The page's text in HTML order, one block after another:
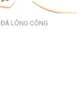
ĐÁ LÔNG CÔNG